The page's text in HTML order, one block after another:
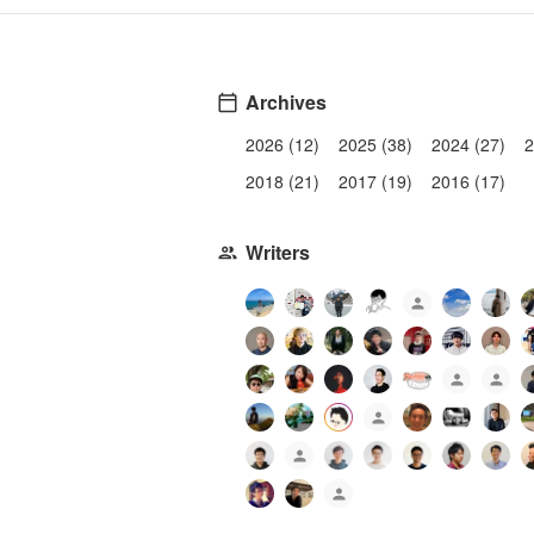
Archives
2026 (12) 2025 (38) 2024 (27)
2018 (21)
2017 (19) 2016 (17)
Writers